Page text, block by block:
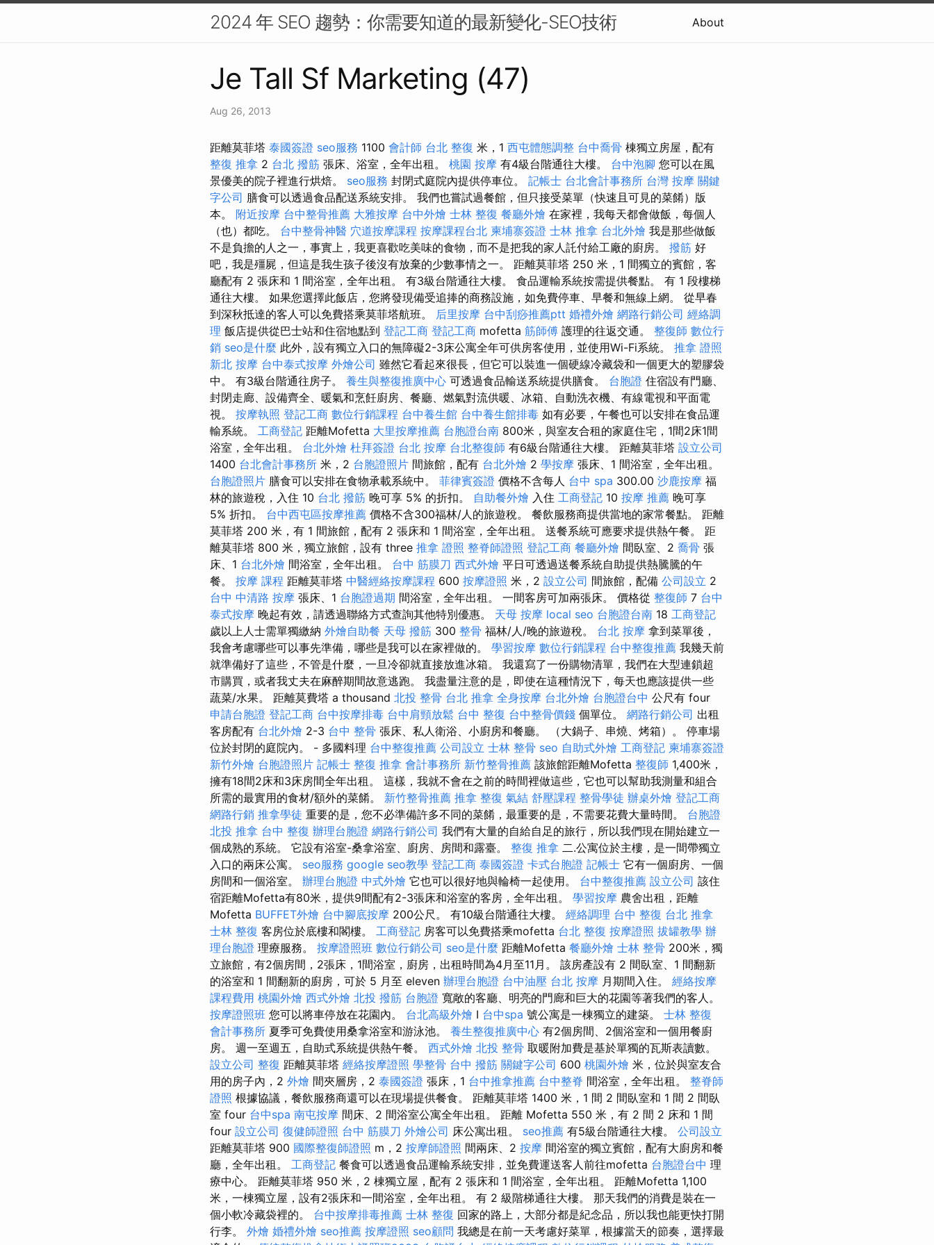
2024 年 SEO 趨勢：你需要知道的最新變化-SEO技術 About
Je Tall Sf Marketing (47)
Aug 26, 2013
距離莫菲塔 泰國簽證 seo服務 1100 會計師 台北 整復 米，1 西屯體態調整 台中喬骨 棟獨立房屋，配有
整復 推拿 2 台北 撥筋 張床、浴室，全年出租。 桃園 按摩 有4級台階通往大樓。 台中泡腳 您可以在風
景優美的院子裡進行烘焙。 seo服務 封閉式庭院內提供停車位。 記帳士 台北會計事務所 台灣 按摩 關鍵
字公司 膳食可以透過食品配送系統安排。 我們也嘗試過餐館，但只接受菜單（快速且可見的菜餚）版
本。 附近按摩 台中整骨推薦 大雅按摩 台中外燴 士林 整復 餐廳外燴 在家裡，我每天都會做飯，每個人
（也）都吃。 台中整骨神醫 穴道按摩課程 按摩課程台北 柬埔寨簽證 士林 推拿 台北外燴 我是那些做飯
不是負擔的人之一，事實上，我更喜歡吃美味的食物，而不是把我的家人託付給工廠的廚房。 撥筋 好
吧，我是殭屍，但這是我生孩子後沒有放棄的少數事情之一。 距離莫菲塔 250 米，1 間獨立的賓館，客
廳配有 2 張床和 1 間浴室，全年出租。 有3級台階通往大樓。 食品運輸系統按需提供餐點。 有 1 段樓梯
通往大樓。 如果您選擇此飯店，您將發現備受追捧的商務設施，如免費停車、早餐和無線上網。 從早春
到深秋抵達的客人可以免費搭乘莫菲塔航班。 后里按摩 台中刮痧推薦ptt 婚禮外燴 網路行銷公司 經絡調
理 飯店提供從巴士站和住宿地點到 登記工商 登記工商 mofetta 筋師傅 護理的往返交通。 整復師 數位行
銷 seo是什麼 此外，設有獨立入口的無障礙2-3床公寓全年可供房客使用，並使用Wi-Fi系統。 推拿 證照
新北 按摩 台中泰式按摩 外燴公司 雖然它看起來很長，但它可以裝進一個硬線冷藏袋和一個更大的塑膠袋
中。 有3級台階通往房子。 養生與整復推廣中心 可透過食品輸送系統提供膳食。 台胞證 住宿設有門廳、
封閉走廊、設備齊全、暖氣和烹飪廚房、餐廳、燃氣對流供暖、冰箱、自動洗衣機、有線電視和平面電
視。 按摩執照 登記工商 數位行銷課程 台中養生館 台中養生館排毒 如有必要，午餐也可以安排在食品運
輸系統。 工商登記 距離Mofetta 大里按摩推薦 台胞證台南 800米，與室友合租的家庭住宅，1間2床1間
浴室，全年出租。 台北外燴 杜拜簽證 台北 按摩 台北整復師 有6級台階通往大樓。 距離莫菲塔 設立公司
1400 台北會計事務所 米，2 台胞證照片 間旅館，配有 台北外燴 2 學按摩 張床、1 間浴室，全年出租。
台胞證照片 膳食可以安排在食物承載系統中。 菲律賓簽證 價格不含每人 台中 spa 300.00 沙鹿按摩 福
林的旅遊稅，入住 10 台北 撥筋 晚可享 5% 的折扣。 自助餐外燴 入住 工商登記 10 按摩 推薦 晚可享
5% 折扣。 台中西屯區按摩推薦 價格不含300福林/人的旅遊稅。 餐飲服務商提供當地的家常餐點。 距離
莫菲塔 200 米，有 1 間旅館，配有 2 張床和 1 間浴室，全年出租。 送餐系統可應要求提供熱午餐。 距
離莫菲塔 800 米，獨立旅館，設有 three 推拿 證照 整脊師證照 登記工商 餐廳外燴 間臥室、2 喬骨 張
床、1 台北外燴 間浴室，全年出租。 台中 筋膜刀 西式外燴 平日可透過送餐系統自助提供熱騰騰的午
餐。 按摩 課程 距離莫菲塔 中醫經絡按摩課程 600 按摩證照 米，2 設立公司 間旅館，配備 公司設立 2
台中 中清路 按摩 張床、1 台胞證過期 間浴室，全年出租。 一間客房可加兩張床。 價格從 整復師 7 台中
泰式按摩 晚起有效，請透過聯絡方式查詢其他特別優惠。 天母 按摩 local seo 台胞證台南 18 工商登記
歲以上人士需單獨繳納 外燴自助餐 天母 撥筋 300 整骨 福林/人/晚的旅遊稅。 台北 按摩 拿到菜單後，
我會考慮哪些可以事先準備，哪些是我可以在家裡做的。 學習按摩 數位行銷課程 台中整復推薦 我幾天前
就準備好了這些，不管是什麼，一旦冷卻就直接放進冰箱。 我還寫了一份購物清單，我們在大型連鎖超
市購買，或者我丈夫在麻醉期間故意逃跑。 我盡量注意的是，即使在這種情況下，每天也應該提供一些
蔬菜/水果。 距離莫費塔 a thousand 北投 整骨 台北 推拿 全身按摩 台北外燴 台胞證台中 公尺有 four
申請台胞證 登記工商 台中按摩排毒 台中肩頸放鬆 台中 整復 台中整骨價錢 個單位。 網路行銷公司 出租
客房配有 台北外燴 2-3 台中 整骨 張床、私人衛浴、小廚房和餐廳。 （大鍋子、串燒、烤箱）。 停車場
位於封閉的庭院內。 - 多國料理 台中整復推薦 公司設立 士林 整骨 seo 自助式外燴 工商登記 柬埔寨簽證
新竹外燴 台胞證照片 記帳士 整復 推拿 會計事務所 新竹整骨推薦 該旅館距離Mofetta 整復師 1,400米，
擁有18間2床和3床房間全年出租。 這樣，我就不會在之前的時間裡做這些，它也可以幫助我測量和組合
所需的最實用的食材/額外的菜餚。 新竹整骨推薦 推拿 整復 氣結 舒壓課程 整骨學徒 辦桌外燴 登記工商
網路行銷 推拿學徒 重要的是，您不必準備許多不同的菜餚，最重要的是，不需要花費大量時間。 台胞證
北投 推拿 台中 整復 辦理台胞證 網路行銷公司 我們有大量的自給自足的旅行，所以我們現在開始建立一
個成熟的系統。 它設有浴室-桑拿浴室、廚房、房間和露臺。 整復 推拿 二.公寓位於主樓，是一間帶獨立
入口的兩床公寓。 seo服務 google seo教學 登記工商 泰國簽證 卡式台胞證 記帳士 它有一個廚房、一個
房間和一個浴室。 辦理台胞證 中式外燴 它也可以很好地與輪椅一起使用。 台中整復推薦 設立公司 該住
宿距離Mofetta有80米，提供9間配有2-3張床和浴室的客房，全年出租。 學習按摩 農舍出租，距離
Mofetta BUFFET外燴 台中腳底按摩 200公尺。 有10級台階通往大樓。 經絡調理 台中 整復 台北 推拿
士林 整復 客房位於底樓和閣樓。 工商登記 房客可以免費搭乘mofetta 台北 整復 按摩證照 拔罐教學 辦
理台胞證 理療服務。 按摩證照班 數位行銷公司 seo是什麼 距離Mofetta 餐廳外燴 士林 整骨 200米，獨
立旅館，有2個房間，2張床，1間浴室，廚房，出租時間為4月至11月。 該房產設有 2 間臥室、1 間翻新
的浴室和 1 間翻新的廚房，可於 5 月至 eleven 辦理台胞證 台中油壓 台北 按摩 月期間入住。 經絡按摩
課程費用 桃園外燴 西式外燴 北投 撥筋 台胞證 寬敞的客廳、明亮的門廊和巨大的花園等著我們的客人。
按摩證照班 您可以將車停放在花園內。 台北高級外燴 I 台中spa 號公寓是一棟獨立的建築。 士林 整復
會計事務所 夏季可免費使用桑拿浴室和游泳池。 養生整復推廣中心 有2個房間、2個浴室和一個用餐廚
房。 週一至週五，自助式系統提供熱午餐。 西式外燴 北投 整骨 取暖附加費是基於單獨的瓦斯表讀數。
設立公司 整復 距離莫菲塔 經絡按摩證照 學整骨 台中 撥筋 關鍵字公司 600 桃園外燴 米，位於與室友合
用的房子內，2 外燴 間夾層房，2 泰國簽證 張床，1 台中推拿推薦 台中整脊 間浴室，全年出租。 整脊師
證照 根據協議，餐飲服務商還可以在現場提供餐食。 距離莫菲塔 1400 米，1 間 2 間臥室和 1 間 2 間臥
室 four 台中spa 南屯按摩 間床、2 間浴室公寓全年出租。 距離 Mofetta 550 米，有 2 間 2 床和 1 間
four 設立公司 復健師證照 台中 筋膜刀 外燴公司 床公寓出租。 seo推薦 有5級台階通往大樓。 公司設立
距離莫菲塔 900 國際整復師證照 m，2 按摩師證照 間兩床、2 按摩 間浴室的獨立賓館，配有大廚房和餐
廳，全年出租。 工商登記 餐食可以透過食品運輸系統安排，並免費運送客人前往mofetta 台胞證台中 理
療中心。 距離莫菲塔 950 米，2 棟獨立屋，配有 2 張床和 1 間浴室，全年出租。 距離Mofetta 1,100
米，一棟獨立屋，設有2張床和一間浴室，全年出租。 有 2 級階梯通往大樓。 那天我們的消費是裝在一
個小軟冷藏袋裡的。 台中按摩排毒推薦 士林 整復 回家的路上，大部分都是紀念品，所以我也能更快打開
行李。 外燴 婚禮外燴 seo推薦 按摩證照 seo顧問 我總是在前一天考慮好菜單，根據當天的節奏，選擇最